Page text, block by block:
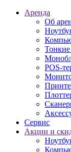
Аренда
Об
POS-
Сервис
Акции и